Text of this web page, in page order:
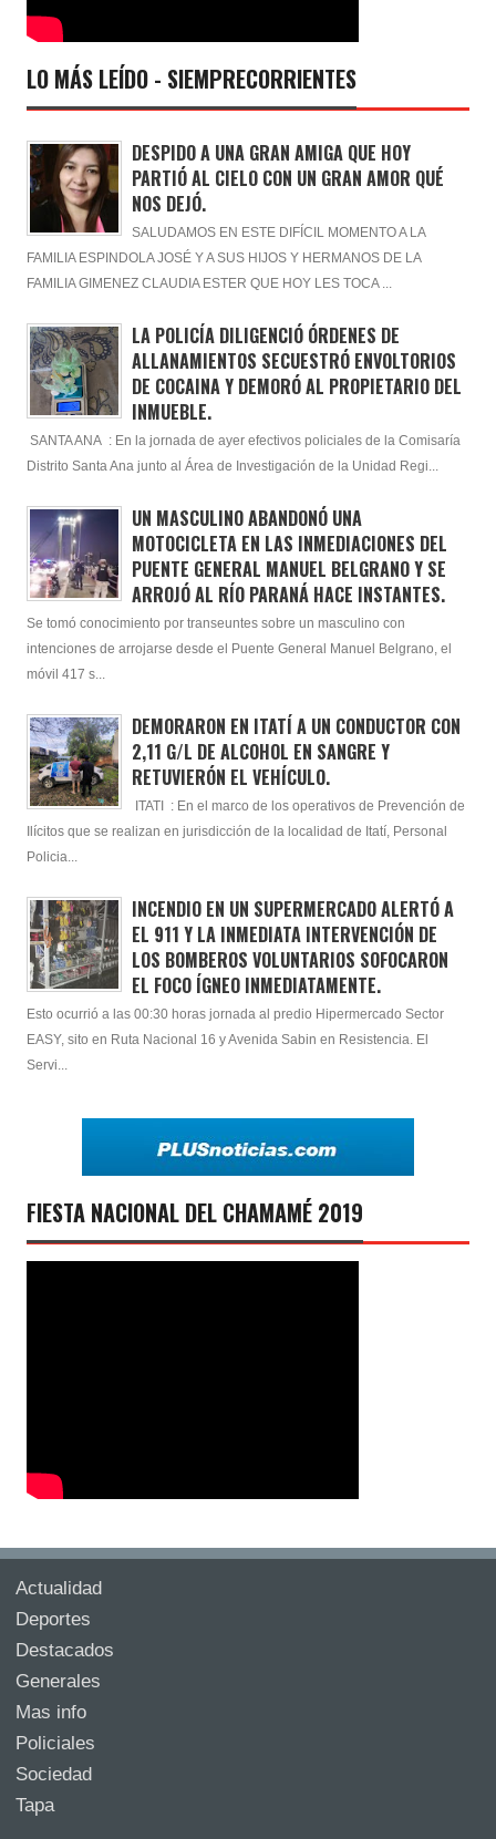
LO MÁS LEÍDO - SIEMPRECORRIENTES
DESPIDO A UNA GRAN AMIGA QUE HOY
PARTIÓ AL CIELO CON UN GRAN AMOR QUÉ
NOS DEJÓ.
SALUDAMOS EN ESTE DIFÍCIL MOMENTO A LA
FAMILIA ESPINDOLA JOSÉ Y A SUS HIJOS Y HERMANOS DE LA
FAMILIA GIMENEZ CLAUDIA ESTER QUE HOY LES TOCA ...
LA POLICÍA DILIGENCIÓ ÓRDENES DE
ALLANAMIENTOS SECUESTRÓ ENVOLTORIOS
DE COCAINA Y DEMORÓ AL PROPIETARIO DEL
INMUEBLE.
SANTA ANA : En la jornada de ayer efectivos policiales de la Comisaría
Distrito Santa Ana junto al Área de Investigación de la Unidad Regi...
UN MASCULINO ABANDONÓ UNA
MOTOCICLETA EN LAS INMEDIACIONES DEL
PUENTE GENERAL MANUEL BELGRANO Y SE
ARROJÓ AL RÍO PARANÁ HACE INSTANTES.
Se tomó conocimiento por transeuntes sobre un masculino con
intenciones de arrojarse desde el Puente General Manuel Belgrano, el
móvil 417 s...
DEMORARON EN ITATÍ A UN CONDUCTOR CON
2,11 G/L DE ALCOHOL EN SANGRE Y
RETUVIERÓN EL VEHÍCULO.
ITATI : En el marco de los operativos de Prevención de
Ilícitos que se realizan en jurisdicción de la localidad de Itatí, Personal
Policia...
INCENDIO EN UN SUPERMERCADO ALERTÓ A
EL 911 Y LA INMEDIATA INTERVENCIÓN DE
LOS BOMBEROS VOLUNTARIOS SOFOCARON
EL FOCO ÍGNEO INMEDIATAMENTE.
Esto ocurrió a las 00:30 horas jornada al predio Hipermercado Sector
EASY, sito en Ruta Nacional 16 y Avenida Sabin en Resistencia. El
Servi...
FIESTA NACIONAL DEL CHAMAMÉ 2019
Actualidad
Deportes
Destacados
Generales
Mas info
Policiales
Sociedad
Tapa